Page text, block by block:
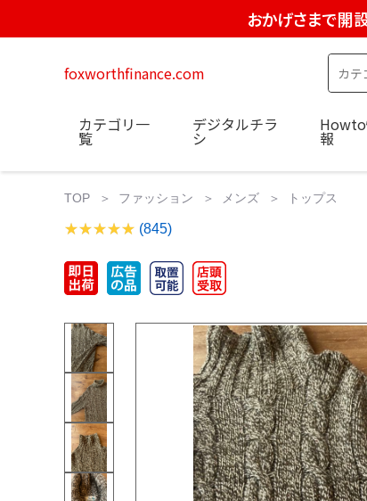
おかげさまで開
foxworthfinance.com
カテゴリ一
覧
デジタルチラ
シ 報
TOP ファッション メンズ トップス
(845)